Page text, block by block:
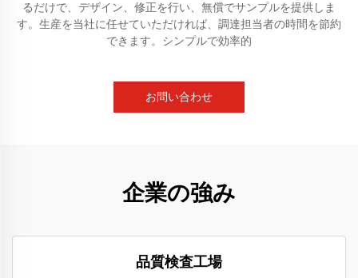
るだけで、デザイン、修正を行い、無償でサンプルを提供しま
す。生産を当社に任せていただければ、調達担当者の時間を節約
できます。シンプルで効率的
お問い合わせ
企業の強み
品質検査工場